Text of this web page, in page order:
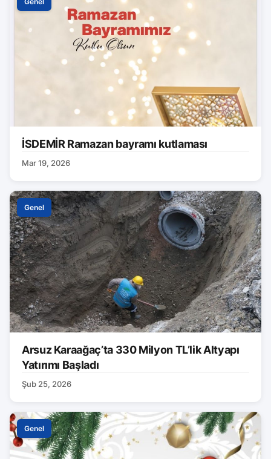
İSDEMİR Ramazan bayramı kutlaması
Mar 19, 2026
Genel
Arsuz Karaağaç’ta 330 Milyon TL’lik Altyapı
Yatırımı Başladı
Şub 25, 2026
Genel